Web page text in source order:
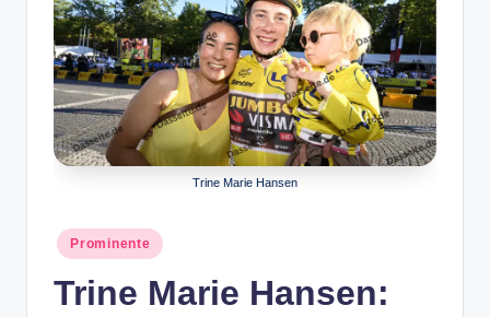
Trine Marie Hansen
Posted
in
Prominente
Trine Marie Hansen: